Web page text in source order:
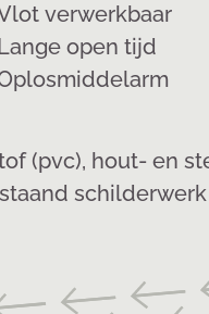
verwerkbaar
open tijd
(pvc), hout- en